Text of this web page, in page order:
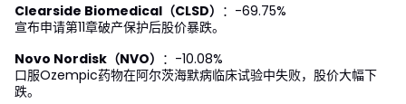
Clearside Biomedical（CLSD） ：-69.75%
宣布申请第11章破产保护后股价暴跌。
Novo Nordisk（NVO） ：-10.08%
口服Ozempic药物在阿尔茨海默病临床试验中失败，股价大幅下
跌。